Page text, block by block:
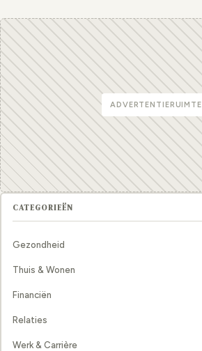
ADVERTENTIERUIMTE
CATEGORIEËN
Gezondheid
Thuis & Wonen
Financiën
Relaties
Werk & Carrière